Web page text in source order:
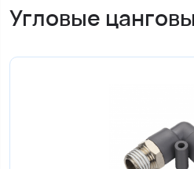
Угловые